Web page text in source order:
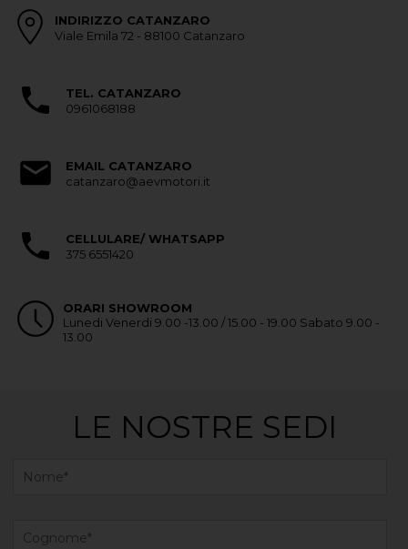
INDIRIZZO CATANZARO
Viale Emila 72 - 88100 Catanzaro
TEL. CATANZARO
0961068188
EMAIL CATANZARO
catanzaro@aevmotori.it
CELLULARE/ WHATSAPP
375 6551420
ORARI SHOWROOM
Lunedi Venerdi 9.00 -13.00 / 15.00 - 19.00 Sabato 9.00 -
13.00
LE NOSTRE SEDI